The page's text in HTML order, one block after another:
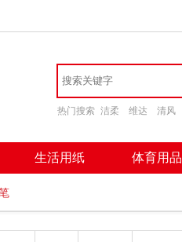
热门搜索 洁柔 维达 清风
生活用纸 体育用品